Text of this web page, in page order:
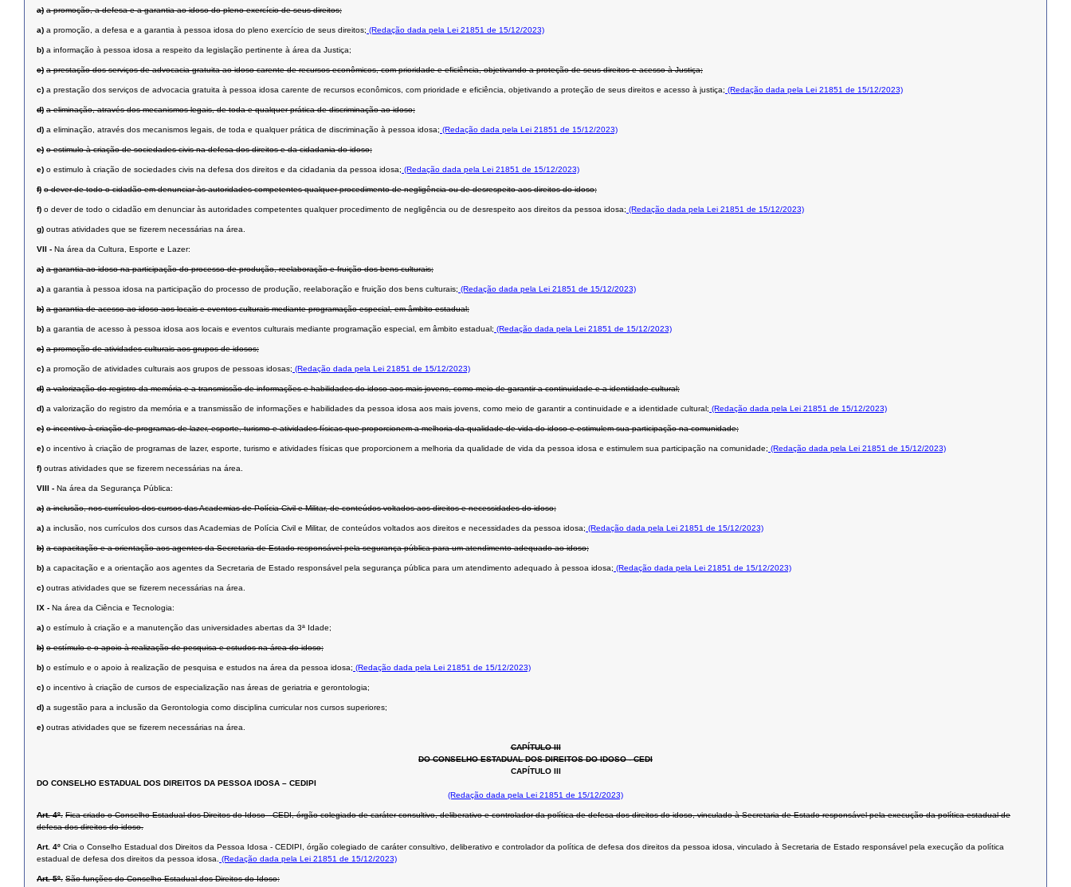
a) a promoção, a defesa e a garantia ao idoso do pleno exercício de seus direitos;
a) a promoção, a defesa e a garantia à pessoa idosa do pleno exercício de seus direitos; (Redação dada pela Lei 21851 de 15/12/2023)
b) a informação à pessoa idosa a respeito da legislação pertinente à área da Justiça;
c) a prestação dos serviços de advocacia gratuita ao idoso carente de recursos econômicos, com prioridade e eficiência, objetivando a proteção de seus direitos e acesso à Justiça;
c) a prestação dos serviços de advocacia gratuita à pessoa idosa carente de recursos econômicos, com prioridade e eficiência, objetivando a proteção de seus direitos e acesso à justiça; (Redação dada pela Lei 21851 de 15/12/2023)
d) a eliminação, através dos mecanismos legais, de toda e qualquer prática de discriminação ao idoso;
d) a eliminação, através dos mecanismos legais, de toda e qualquer prática de discriminação à pessoa idosa; (Redação dada pela Lei 21851 de 15/12/2023)
e) o estimulo à criação de sociedades civis na defesa dos direitos e da cidadania do idoso;
e) o estimulo à criação de sociedades civis na defesa dos direitos e da cidadania da pessoa idosa; (Redação dada pela Lei 21851 de 15/12/2023)
f) o dever de todo o cidadão em denunciar às autoridades competentes qualquer procedimento de negligência ou de desrespeito aos direitos do idoso;
f) o dever de todo o cidadão em denunciar às autoridades competentes qualquer procedimento de negligência ou de desrespeito aos direitos da pessoa idosa; (Redação dada pela Lei 21851 de 15/12/2023)
g) outras atividades que se fizerem necessárias na área.
VII - Na área da Cultura, Esporte e Lazer:
a) a garantia ao idoso na participação do processo de produção, reelaboração e fruição dos bens culturais;
a) a garantia à pessoa idosa na participação do processo de produção, reelaboração e fruição dos bens culturais; (Redação dada pela Lei 21851 de 15/12/2023)
b) a garantia de acesso ao idoso aos locais e eventos culturais mediante programação especial, em âmbito estadual;
b) a garantia de acesso à pessoa idosa aos locais e eventos culturais mediante programação especial, em âmbito estadual; (Redação dada pela Lei 21851 de 15/12/2023)
c) a promoção de atividades culturais aos grupos de idosos;
c) a promoção de atividades culturais aos grupos de pessoas idosas; (Redação dada pela Lei 21851 de 15/12/2023)
d) a valorização do registro da memória e a transmissão de informações e habilidades do idoso aos mais jovens, como meio de garantir a continuidade e a identidade cultural;
d) a valorização do registro da memória e a transmissão de informações e habilidades da pessoa idosa aos mais jovens, como meio de garantir a continuidade e a identidade cultural; (Redação dada pela Lei 21851 de 15/12/2023)
e) o incentivo à criação de programas de lazer, esporte, turismo e atividades físicas que proporcionem a melhoria da qualidade de vida do idoso e estimulem sua participação na comunidade;
e) o incentivo à criação de programas de lazer, esporte, turismo e atividades físicas que proporcionem a melhoria da qualidade de vida da pessoa idosa e estimulem sua participação na comunidade; (Redação dada pela Lei 21851 de 15/12/2023)
f) outras atividades que se fizerem necessárias na área.
VIII - Na área da Segurança Pública:
a) a inclusão, nos currículos dos cursos das Academias de Polícia Civil e Militar, de conteúdos voltados aos direitos e necessidades do idoso;
a) a inclusão, nos currículos dos cursos das Academias de Polícia Civil e Militar, de conteúdos voltados aos direitos e necessidades da pessoa idosa; (Redação dada pela Lei 21851 de 15/12/2023)
b) a capacitação e a orientação aos agentes da Secretaria de Estado responsável pela segurança pública para um atendimento adequado ao idoso;
b) a capacitação e a orientação aos agentes da Secretaria de Estado responsável pela segurança pública para um atendimento adequado à pessoa idosa; (Redação dada pela Lei 21851 de 15/12/2023)
c) outras atividades que se fizerem necessárias na área.
IX - Na área da Ciência e Tecnologia:
a) o estímulo à criação e a manutenção das universidades abertas da 3ª Idade;
b) o estímulo e o apoio à realização de pesquisa e estudos na área do idoso;
b) o estímulo e o apoio à realização de pesquisa e estudos na área da pessoa idosa; (Redação dada pela Lei 21851 de 15/12/2023)
c) o incentivo à criação de cursos de especialização nas áreas de geriatria e gerontologia;
d) a sugestão para a inclusão da Gerontologia como disciplina curricular nos cursos superiores;
e) outras atividades que se fizerem necessárias na área.
CAPÍTULO III
DO CONSELHO ESTADUAL DOS DIREITOS DO IDOSO - CEDI
CAPÍTULO III
DO CONSELHO ESTADUAL DOS DIREITOS DA PESSOA IDOSA – CEDIPI
(Redação dada pela Lei 21851 de 15/12/2023)
Art. 4º. Fica criado o Conselho Estadual dos Direitos do Idoso - CEDI, órgão colegiado de caráter consultivo, deliberativo e controlador da política de defesa dos direitos do idoso, vinculado à Secretaria de Estado responsável pela execução da política estadual de
defesa dos direitos do idoso.
Art. 4º Cria o Conselho Estadual dos Direitos da Pessoa Idosa - CEDIPI, órgão colegiado de caráter consultivo, deliberativo e controlador da política de defesa dos direitos da pessoa idosa, vinculado à Secretaria de Estado responsável pela execução da política
estadual de defesa dos direitos da pessoa idosa.
(Redação dada pela Lei 21851 de 15/12/2023)
Art. 5º. São funções do Conselho Estadual dos Direitos do Idoso: